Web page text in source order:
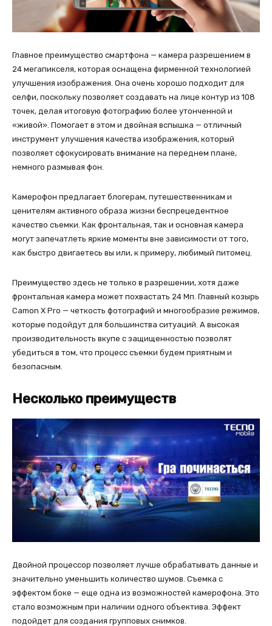
Главное преимущество смартфона — камера разрешением в
24 мегапикселя, которая оснащена фирменной технологией
улучшения изображения. Она очень хорошо подходит для
селфи, поскольку позволяет создавать на лице контур из 108
точек, делая итоговую фотографию более утонченной и
«живой». Помогает в этом и двойная вспышка — отличный
инструмент улучшения качества изображения, который
позволяет сфокусировать внимание на переднем плане,
немного размывая фон.
Камерофон предлагает блогерам, путешественникам и
ценителям активного образа жизни беспрецедентное
качество съемки. Как фронтальная, так и основная камера
могут запечатлеть яркие моменты вне зависимости от того,
как быстро двигаетесь вы или, к примеру, любимый питомец.
Преимущество здесь не только в разрешении, хотя даже
фронтальная камера может похвастать 24 Мп. Главный козырь
Camon X Pro — четкость фотографий и многообразие режимов,
которые подойдут для большинства ситуаций. А высокая
производительность вкупе с защищенностью позволят
убедиться в том, что процесс съемки будем приятным и
безопасным.
Несколько преимуществ
Двойной процессор позволяет лучше обрабатывать данные и
значительно уменьшить количество шумов. Съемка с
эффектом боке — еще одна из возможностей камерофона. Это
стало возможным при наличии одного объектива. Эффект
подойдет для создания групповых снимков.